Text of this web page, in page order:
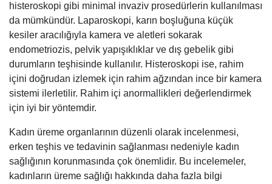
histeroskopi gibi minimal invaziv prosedürlerin kullanılması
da mümkündür. Laparoskopi, karın boşluğuna küçük
kesiler aracılığıyla kamera ve aletleri sokarak
endometriozis, pelvik yapışıklıklar ve dış gebelik gibi
durumların teşhisinde kullanılır. Histeroskopi ise, rahim
içini doğrudan izlemek için rahim ağzından ince bir kamera
sistemi ilerletilir. Rahim içi anormallikleri değerlendirmek
için iyi bir yöntemdir.
Kadın üreme organlarının düzenli olarak incelenmesi,
erken teşhis ve tedavinin sağlanması nedeniyle kadın
sağlığının korunmasında çok önemlidir. Bu incelemeler,
kadınların üreme sağlığı hakkında daha fazla bilgi